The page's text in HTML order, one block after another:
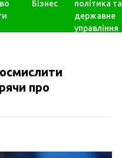
Бізнес
політика та
державне
управління
про